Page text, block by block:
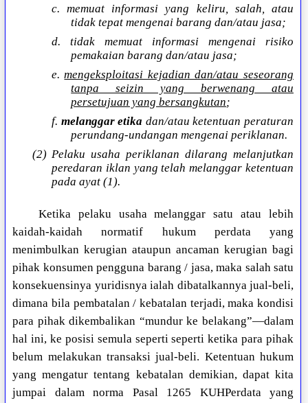
c. memuat informasi yang keliru, salah, atau
tidak tepat mengenai barang dan/atau jasa;
d. tidak memuat informasi mengenai risiko
pemakaian barang dan/atau jasa;
e.mengeksploitasi kejadian dan/atau seseorang
tanpa seizin yang berwenang atau
persetujuan yang bersangkutan;
f. melanggar etika dan/atau ketentuan peraturan
perundang-undangan mengenai periklanan.
(2) Pelaku usaha periklanan dilarang melanjutkan
peredaran iklan yang telah melanggar ketentuan
pada ayat (1).
Ketika pelaku usaha melanggar satu atau lebih
kaidah-kaidah normatif hukum perdata yang
menimbulkan kerugian ataupun ancaman kerugian bagi
pihak konsumen pengguna barang / jasa, maka salah satu
konsekuensinya yuridisnya ialah dibatalkannya jual-beli,
dimana bila pembatalan / kebatalan terjadi, maka kondisi
para pihak dikembalikan “mundur ke belakang”—dalam
hal ini, ke posisi semula seperti seperti ketika para pihak
belum melakukan transaksi jual-beli. Ketentuan hukum
yang mengatur tentang kebatalan demikian, dapat kita
jumpai dalam norma Pasal 1265 KUHPerdata yang